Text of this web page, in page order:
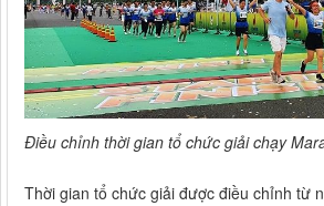
Điều chỉnh thời gian tổ chức giải chạy
Thời gian tổ chức giải được điều chỉnh từ